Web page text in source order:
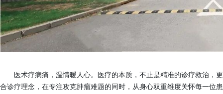
医术疗病痛，温情暖人心。医疗的本质，不止是精准的诊疗救治，
合诊疗理念，在专注攻克肿瘤难题的同时，从身心双重维度关怀每一位